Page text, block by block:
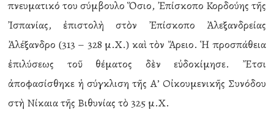
πνευματικό του σύμβουλο Ὅσιο, Ἐπίσκοπο Κορδούης τῆς
Ἰσπανίας, ἐπιστολὴ στὸν Ἐπίσκοπο Ἀλεξανδρείας
Ἀλέξανδρο (313 – 328 μ.Χ.) καὶ τὸν Ἄρειο. Ἡ προσπάθεια
ἐπιλύσεως τοῦ θέματος δὲν εὐδοκίμησε. Ἔτσι
ἀποφασίσθηκε ἡ σύγκλιση τῆς Α’ Οἰκουμενικῆς Συνόδου
στὴ Νίκαια τῆς Βιθυνίας τὸ 325 μ.Χ.